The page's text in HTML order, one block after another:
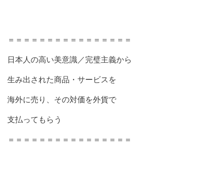
＝＝＝＝＝＝＝＝＝＝＝＝＝＝＝＝
日本人の高い美意識／完璧主義から
生み出された商品・サービスを
海外に売り、その対価を外貨で
支払ってもらう
＝＝＝＝＝＝＝＝＝＝＝＝＝＝＝＝